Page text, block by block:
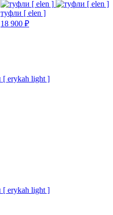
туфли [ elen ]
18 900 ₽